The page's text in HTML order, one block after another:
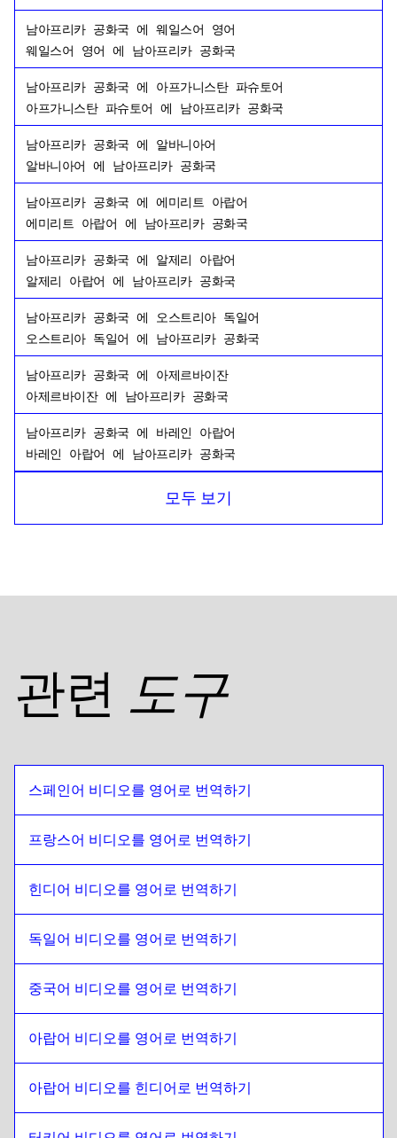
남아프리카 공화국 에 웨일스어 영어
웨일스어 영어 에 남아프리카 공화국
남아프리카 공화국 에 아프가니스탄 파슈토어
아프가니스탄 파슈토어 에 남아프리카 공화국
남아프리카 공화국 에 알바니아어
알바니아어 에 남아프리카 공화국
남아프리카 공화국 에 에미리트 아랍어
에미리트 아랍어 에 남아프리카 공화국
남아프리카 공화국 에 알제리 아랍어
알제리 아랍어 에 남아프리카 공화국
남아프리카 공화국 에 오스트리아 독일어
오스트리아 독일어 에 남아프리카 공화국
남아프리카 공화국 에 아제르바이잔
아제르바이잔에 남아프리카 공화국
남아프리카 공화국 에 바레인 아랍어
바레인 아랍어 에 남아프리카 공화국
방글라데시 벵골어
미국 영어에 남아프리카 공화국
남아프리카 공화국
이집트 아랍어
볼리비아 스페인어에남아프리카 공화국
남아프리카 공화국에브라질 포르투갈어
남아프리카 공화국에영국 영어
영국 영어에남아프리카 공화국
남아프리카 공화국 에
불가리아어
보스니아어에남아프리카 공화국
남아프리카 공화국에버마어
버마어에 남아프리카 공화국
모두 보기
관련 도구
스페인어 비디오를 영어로 번역하기
프랑스어 비디오를 영어로 번역하기
힌디어 비디오를 영어로 번역하기
독일어 비디오를 영어로 번역하기
중국어 비디오를 영어로 번역하기
아랍어 비디오를 영어로 번역하기
아랍어 비디오를 힌디어로 번역하기